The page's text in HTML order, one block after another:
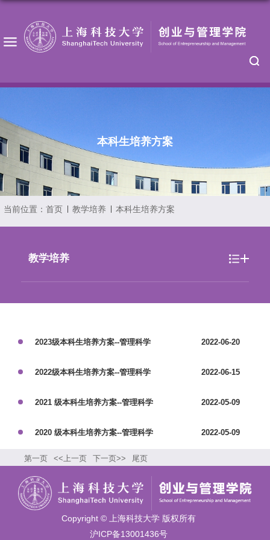
本科生培养方案
当前位置： 首页 教学培养 本科生培养方案
教学培养
2023级本科生培养方案--管理科学 2022-06-20
2022级本科生培养方案--管理科学 2022-06-15
2021 级本科生培养方案--管理科学 2022-05-09
2020 级本科生培养方案--管理科学 2022-05-09
第一页 <<上一页 下一页>> 尾页
Copyright © 上海科技大学 版权所有
沪ICP备13001436号